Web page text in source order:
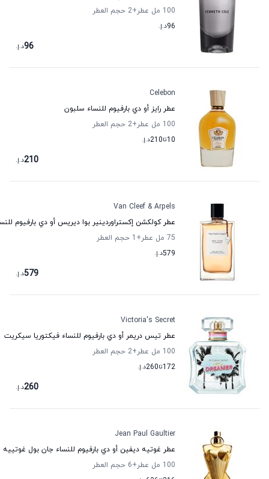
100 مل عطر +2
حجم العطر
96د.إ.
96د.إ.
Celebon
عطر رايز أو دي بارفيوم للنساء سلبون
100 مل عطر
+2
حجم العطر
10تا210د.إ.
210د.إ.
Van Cleef & Arpels
عطر كولكشن إكستراوردينير بوا ديريس أو دي بارفيوم
75 مل عطر
+1
حجم العطر
579د.إ.
579د.إ.
Victoria's Secret
عطر تيس دريمر أو دي بارفيوم للنساء فيكتوريا سيكريت
100 مل عطر
+2
حجم العطر
172تا260د.إ.
260د.إ.
Jean Paul Gaultier
عطر غوتيه ديفين أو دي بارفيوم للنساء جان بول غوتييه
100 مل عطر
+6
حجم العطر